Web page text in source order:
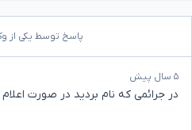
پاسخ توسط یکی از
۵ سال پیش
در جرائمی که نام بردید در صورت